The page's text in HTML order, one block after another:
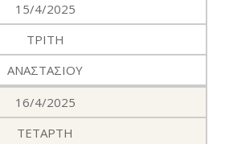
15/4/2025
ΤΡΙΤΗ
ΑΝΑΣΤΑΣΙΟΥ
16/4/2025
ΤΕΤΑΡΤΗ